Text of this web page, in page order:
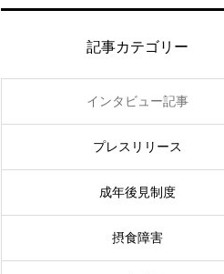
記事カテゴリー
インタビュー記事
プレスリリース
成年後見制度
摂食障害